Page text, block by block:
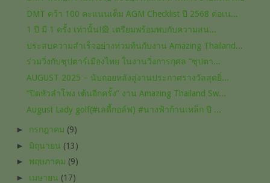
DMT คว้า 100 คะแนนเต็ม AGM Checklist ปี 2568 ต่อเน...
1 ปี มี 1 ครั้ง เท่านั้น!🎡 เตรียมพร้อมพบกับความสน...
ประสบความสำเร็จอย่างท่วมท้นกับงาน Amazing Thailand...
ร่วมวิ่งกับซุปตาร์เมืองไทย ในงานวิ่งการกุศล “ซุปตา...
AUGUST 2025 – นับถอยหลังสู่งานประกาศรางวัลสุดยิ่...
“ปิดหัวลำโพง เต้นอีกครั้ง” งาน Amazing Thailand Sw...
August Lady golf(#เลดี้กอล์ฟ) #นางฟ้าก้านเหล็ก ปี ...
► กรกฎาคม (9)
► มิถุนายน (13)
► พฤษภาคม (9)
► เมษายน (17)